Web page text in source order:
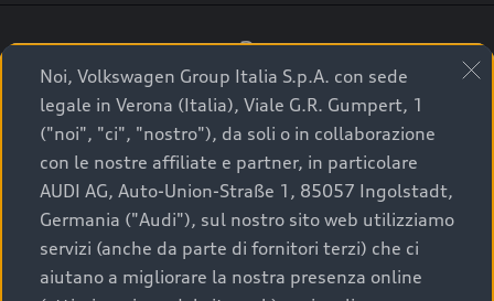
3
A breve verrai ricontattato dal Customer Care
Audi Center o direttamente dal Concessionario
che ti supporterà per finalizzare la tua richiesta.
La qualità di acquistare
Noi, Volkswagen Group Italia S.p.A. con sede
legale in Verona (Italia), Viale G.R. Gumpert, 1
("noi", "ci", "nostro"), da soli o in collaborazione
con le nostre affiliate e partner, in particolare
AUDI AG, Auto-Union-Straße 1, 85057 Ingolstadt,
Germania ("Audi"), sul nostro sito web utilizziamo
servizi (anche da parte di fornitori terzi) che ci
aiutano a migliorare la nostra presenza online